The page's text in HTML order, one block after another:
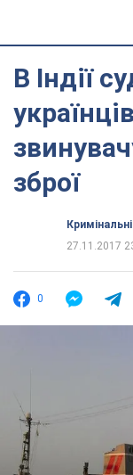
В Індії
зброї
27.11.2017
0